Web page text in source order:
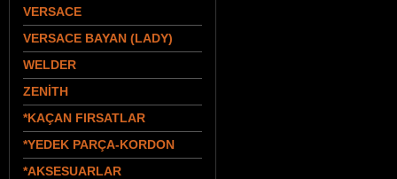
VERSACE
VERSACE BAYAN (LADY)
WELDER
ZENİTH
*KAÇAN FIRSATLAR
*YEDEK PARÇA-KORDON
*AKSESUARLAR